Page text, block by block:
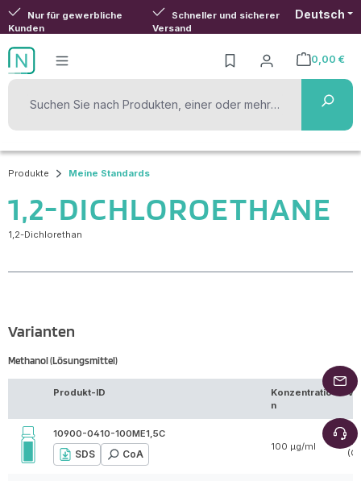
Zum Hauptinhalt springen
Nur für gewerbliche
Kunden
Schneller und sicherer
Versand
Deutsch
0,00 €
Warenkorb
Produkte Meine Standards
1,2-DICHLOROETHANE
1,2-Dichlorethan
Varianten
Methanol (Lösungsmittel)
Produkt-ID
Konzentratio
n
10900-0410-100ME1,5C
SDS CoA
100 µg/ml